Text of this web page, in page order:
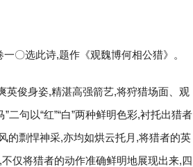
〇选此诗,题作《观魏博何相公猎》。
英俊身姿,精湛高强箭艺,将狩猎场面、观
二句以“红”“白”两种鲜明色彩,衬托出猎者
的剽悍神采,亦均如烘云托月,将猎者的英
不仅将猎者的动作准确鲜明地展现出来,四